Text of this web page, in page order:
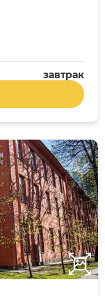
завтрак